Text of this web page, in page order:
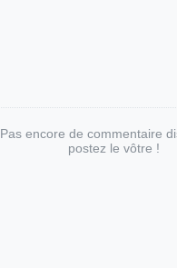
Pas encore de commentaire
postez le vôtre !